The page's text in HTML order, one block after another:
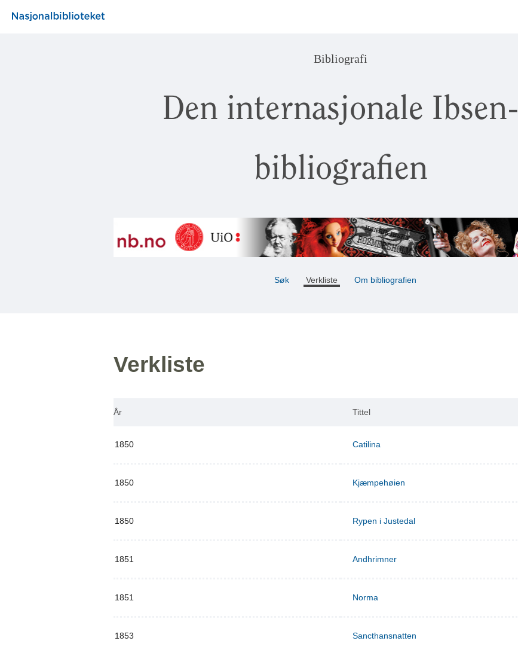
Bibliografi
Den internasjonale Ibsen-
bibliografien
Søk Verkliste Om bibliografien
Verkliste
År Tittel
1850 Catilina
1850 Kjæmpehøien
1850 Rypen i Justedal
1851 Andhrimner
1851 Norma
1853 Sancthansnatten